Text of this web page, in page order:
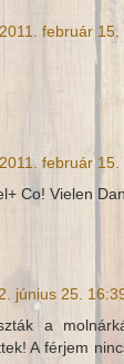
2011. február 15.
2011. február 15.
Co! Vielen
június 25.
a
A férjem